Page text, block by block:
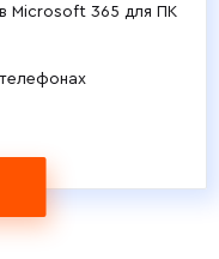
Microsoft 365 для ПК